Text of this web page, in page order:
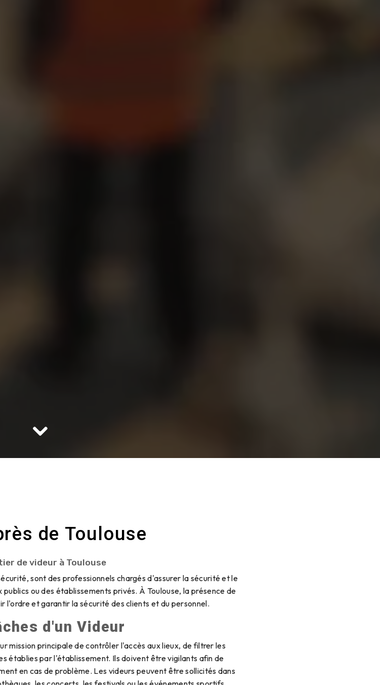
de Toulouse
de videur à Toulouse
sont des professionnels chargés d'assurer la sécurité et le
ou des établissements privés. À Toulouse, la présence de
l'ordre et garantir la sécurité des clients et du personnel.
d'un Videur
mission principale de contrôler l'accès aux lieux, de filtrer les
établies par l'établissement. Ils doivent être vigilants afin de
en cas de problème. Les videurs peuvent être sollicités dans